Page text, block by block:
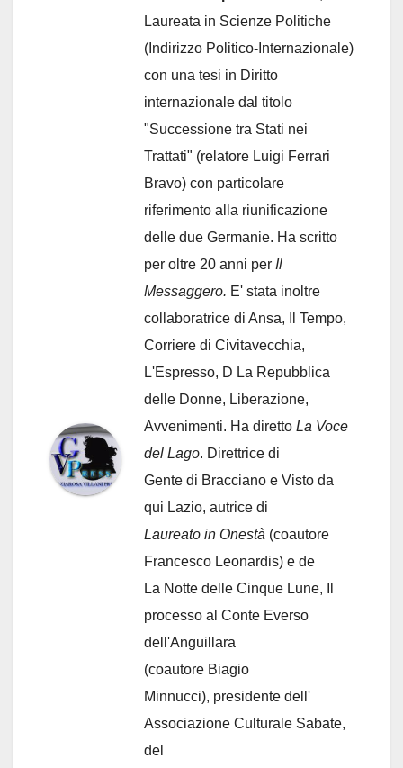
Laureata in Scienze Politiche
(Indirizzo Politico-Internazionale)
con una tesi in Diritto
internazionale dal titolo
"Successione tra Stati nei
Trattati" (relatore Luigi Ferrari
Bravo) con particolare
riferimento alla riunificazione
delle due Germanie. Ha scritto
per oltre 20 anni per Il
Messaggero. E' stata inoltre
collaboratrice di Ansa, Il Tempo,
Corriere di Civitavecchia,
L'Espresso, D La Repubblica
delle Donne, Liberazione,
Avvenimenti. Ha diretto La Voce
del Lago. Direttrice di
Gente di Bracciano e Visto da
qui Lazio, autrice di
Laureato in Onestà (coautore
Francesco Leonardis) e de
La Notte delle Cinque Lune, Il
processo al Conte Everso
dell'Anguillara
(coautore Biagio
Minnucci), presidente dell'
Associazione Culturale Sabate,
del